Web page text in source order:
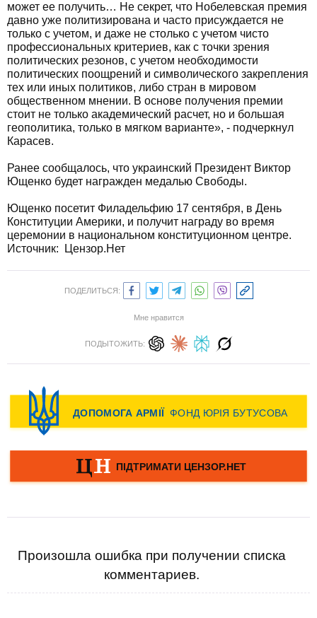
может ее получить… Не секрет, что Нобелевская премия
давно уже политизирована и часто присуждается не
только с учетом, и даже не столько с учетом чисто
профессиональных критериев, как с точки зрения
политических резонов, с учетом необходимости
политических поощрений и символического закрепления
тех или иных политиков, либо стран в мировом
общественном мнении. В основе получения премии
стоит не только академический расчет, но и большая
геополитика, только в мягком варианте», - подчеркнул
Карасев.
Ранее сообщалось, что украинский Президент Виктор
Ющенко будет награжден медалью Свободы.
Ющенко посетит Филадельфию 17 сентября, в День
Конституции Америки, и получит награду во время
церемонии в национальном конституционном центре.
Источник: Цензор.Нет
ПОДЕЛИТЬСЯ:
Мне нравится
ПОДЫТОЖИТЬ:
Произошла ошибка при получении списка
комментариев.